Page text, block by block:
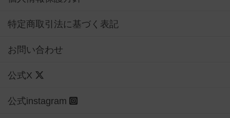
特定商取引法に基づく表記
お問い合わせ
公式X
公式instagram